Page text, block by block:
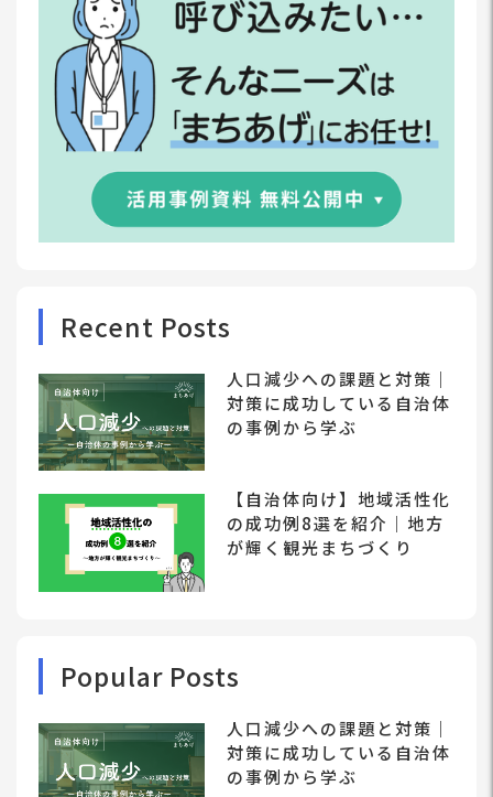
Recent Posts
人口減少への課題と対策｜
対策に成功している自治体
の事例から学ぶ
【自治体向け】地域活性化
の成功例8選を紹介｜地方
が輝く観光まちづくり
Popular Posts
人口減少への課題と対策｜
対策に成功している自治体
の事例から学ぶ